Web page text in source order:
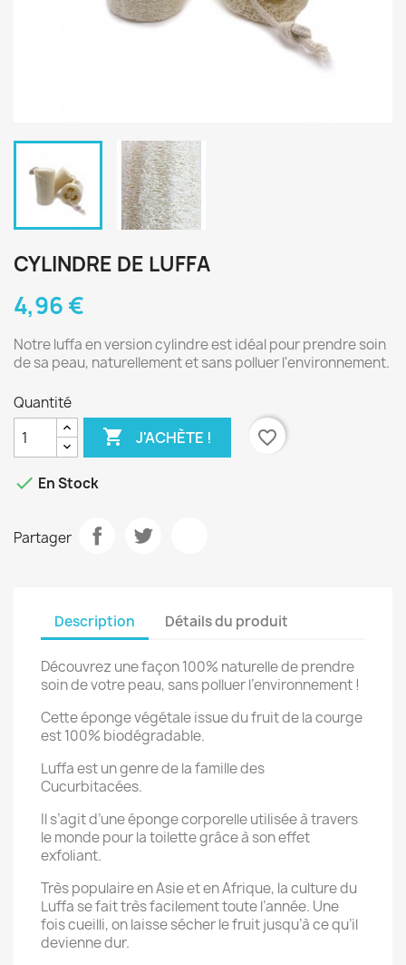
CYLINDRE DE LUFFA
4,96 €
Notre luffa en version cylindre est idéal pour prendre soin
de sa peau, naturellement et sans polluer l'environnement.
Quantité
 J'ACHÈTE ! favorite_border
 En Stock
Partager
Description Détails du produit
Découvrez une façon 100% naturelle de prendre
soin de votre peau, sans polluer l’environnement !
Cette éponge végétale issue du fruit de la courge
est 100% biodégradable.
Luffa est un genre de la famille des
Cucurbitacées.
Il s’agit d’une éponge corporelle utilisée à travers
le monde pour la toilette grâce à son effet
exfoliant.
Très populaire en Asie et en Afrique, la culture du
Luffa se fait très facilement toute l’année. Une
fois cueilli, on laisse sécher le fruit jusqu’à ce qu’il
devienne dur.